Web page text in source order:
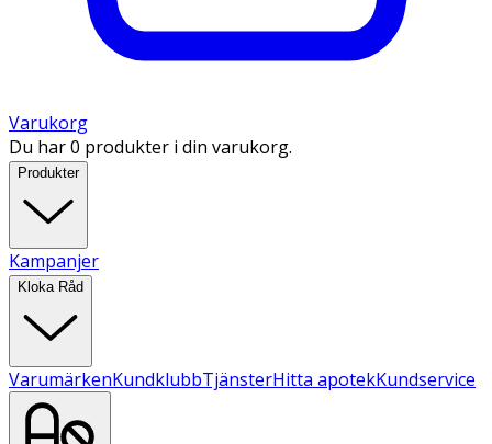
Varukorg
Du har 0 produkter i din varukorg.
Produkter
Kampanjer
Kloka Råd
VarumärkenKundklubbTjänsterHitta apotekKundservice